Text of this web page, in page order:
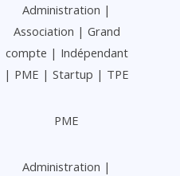
Administration |
Association | Grand
compte | Indépendant
| PME | Startup | TPE
PME
Administration |